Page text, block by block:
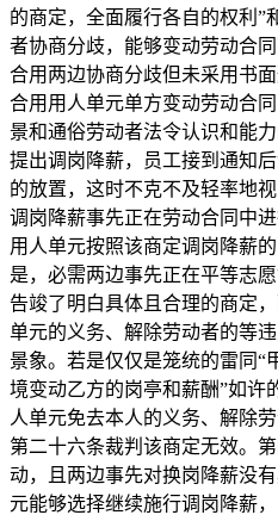
的商定，全面履行各自的权利”
者协商分歧，能够变动劳动合
合用两边协商分歧但未采用书
合用用人单元单方变动劳动合
景和通俗劳动者法令认识和能
提出调岗降薪，员工接到通知
的放置，这时不克不及轻率地
调岗降薪事先正在劳动合同中
用人单元按照该商定调岗降薪
是，必需两边事先正在平等志
告竣了明白具体且合理的商定
单元的义务、解除劳动者的等
景象。若是仅仅是笼统的雷同“
境变动乙方的岗亭和薪酬”如许
人单元免去本人的义务、解除
第二十六条裁判该商定无效。
动，且两边事先对换岗降薪没
元能够选择继续施行调岗降薪